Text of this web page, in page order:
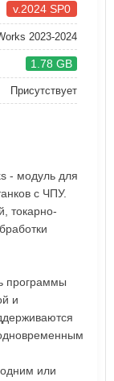
v.2024 SP0
2023-2024
1.78 GB
Присутствует
- модуль для
с ЧПУ.
токарно-
программы
и
или